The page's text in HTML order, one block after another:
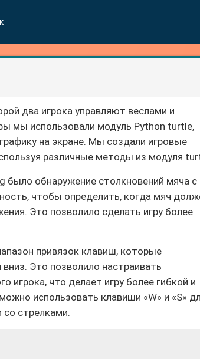
два игрока управляют веслами и
мы использовали модуль Python turtle,
на экране. Мы создали игровые
различные методы из модуля
было обнаружение столкновений мяча с
чтобы определить, когда мяч
Это позволило сделать игру более
привязок клавиш, которые
Это позволило настраивать
игрока, что делает игру более гибкой и
использовать клавиши «W» и «S»
со стрелками.